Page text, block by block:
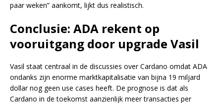
paar weken” aankomt, lijkt dus realistisch.
Conclusie: ADA rekent op
vooruitgang door upgrade Vasil
Vasil staat centraal in de discussies over Cardano omdat ADA
ondanks zijn enorme marktkapitalisatie van bijna 19 miljard
dollar nog geen use cases heeft. De prognose is dat als
Cardano in de toekomst aanzienlijk meer transacties per